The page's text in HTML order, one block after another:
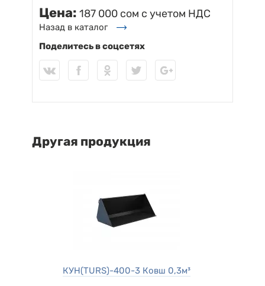
Цена: 187 000 сом с учетом НДС
Назад в каталог
Поделитесь в соцсетях
Другая продукция
КУН(TURS)-400-3 Ковш 0,3м³